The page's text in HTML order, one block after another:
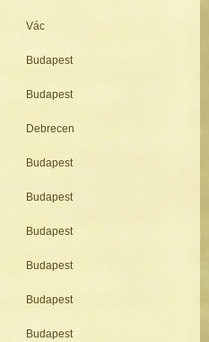
Vác
Budapest
Budapest
Debrecen
Budapest
Budapest
Budapest
Budapest
Budapest
Budapest